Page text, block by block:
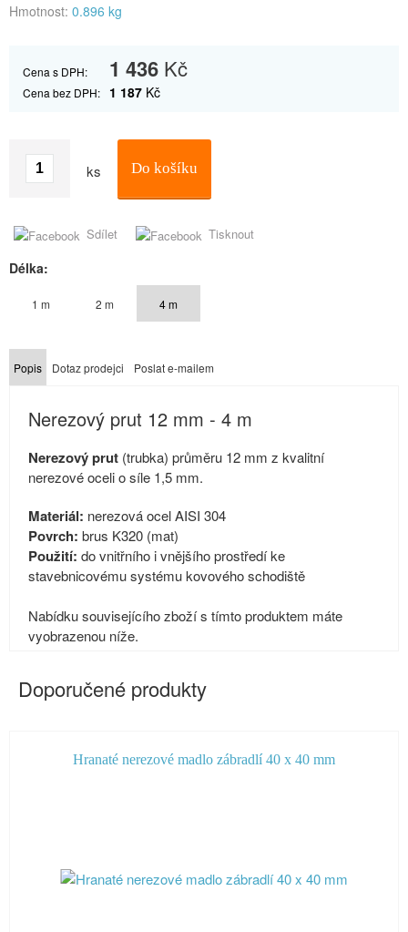
Hmotnost: 0.896 kg
Cena s DPH: 1 436 Kč
Cena bez DPH: 1 187 Kč
ks Do košíku
Sdílet Tisknout
Délka:
1 m 2 m 4 m
Popis Dotaz prodejci Poslat e-mailem
Nerezový prut 12 mm - 4 m
Nerezový prut (trubka) průměru 12 mm z kvalitní
nerezové oceli o síle 1,5 mm.
Materiál: nerezová ocel AISI 304
Povrch: brus K320 (mat)
Použití: do vnitřního i vnějšího prostředí ke
stavebnicovému systému kovového schodiště
Nabídku souvisejícího zboží s tímto produktem máte
vyobrazenou níže.
Doporučené produkty
Hranaté nerezové madlo zábradlí 40 x 40 mm